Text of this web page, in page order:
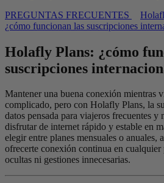
PREGUNTAS FRECUENTES
¿cómo funcionan las suscripciones
Holafly Plans: ¿cómo
suscripciones
Mantener una buena conexión mientras
complicado, pero con Holafly Plans, la
datos pensada para viajeros frecuentes y
disfrutar de internet rápido y estable en
elegir entre planes mensuales o anuales,
ofrecerte conexión continua en
ocultas ni gestiones innecesarias.